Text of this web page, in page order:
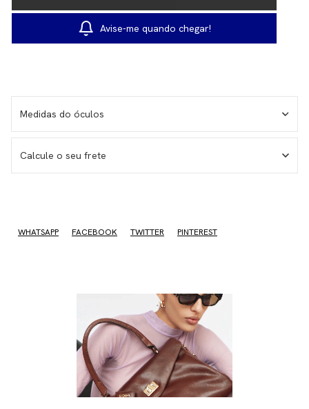
Avise-me quando chegar!
Medidas do óculos
MEDIDAS DOS ÓCULOS
Calcule o seu frete
WHATSAPP FACEBOOK TWITTER PINTEREST